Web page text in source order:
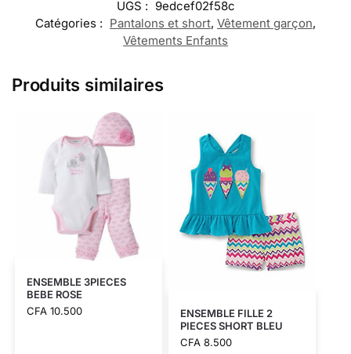
UGS : 9edcef02f58c
Catégories : Pantalons et short, Vêtement garçon,
Vêtements Enfants
Produits similaires
ENSEMBLE 3PIECES
BEBE ROSE
CFA10.500
ENSEMBLE FILLE 2
PIECES SHORT BLEU
CFA8.500